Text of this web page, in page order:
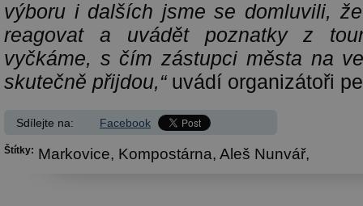
výboru i dalších jsme se domluvili,
reagovat a uvádět poznatky z
vyčkáme, s čím zástupci města na
skutečně přijdou,“ uvádí organizátoři
Sdílejte na: Facebook
Štítky: Markovice, Kompostárna, Aleš Nunvář,